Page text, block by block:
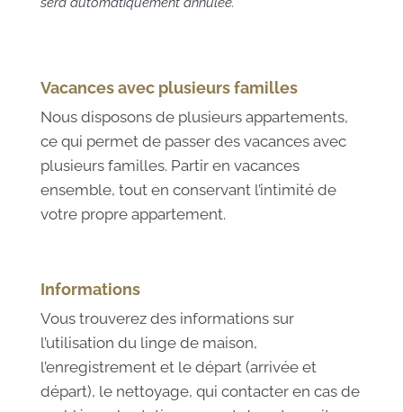
Vacances avec plusieurs familles
Nous disposons de plusieurs appartements,
ce qui permet de passer des vacances avec
plusieurs familles. Partir en vacances
ensemble, tout en conservant l’intimité de
votre propre appartement.
Informations
Vous trouverez des informations sur
l’utilisation du linge de maison,
l’enregistrement et le départ (arrivée et
départ), le nettoyage, qui contacter en cas de